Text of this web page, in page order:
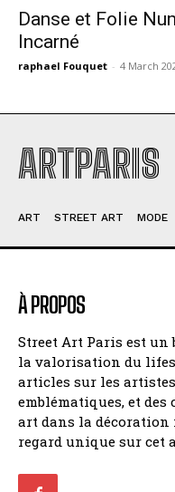
Danse et Folie
Incarné
raphael Fouquet - 4 March
ARTPARIS
ART STREET ART MODE
À PROPOS
Street Art Paris est un
la valorisation du
articles sur les
emblématiques, et
art dans la
regard unique sur cet